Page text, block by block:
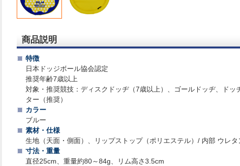
商品説明
特徴
日本ドッジボール協会認定
推奨年齢7歳以上
対象・推奨競技：ディスクドッヂ（7歳以上）、ゴールドッヂ、ド
ター（推奨）
カラー
ブルー
素材・仕様
生地（天面・側面）、リップストップ（ポリエステル）/ 内部 ウレタ
寸法・重量
直径25cm、重量約80～84g、リム高さ3.5cm